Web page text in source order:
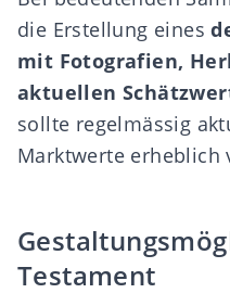
die Erstellung eines
mit Fotografien,
aktuellen
sollte regelmässig
Marktwerte erheblich
Testament